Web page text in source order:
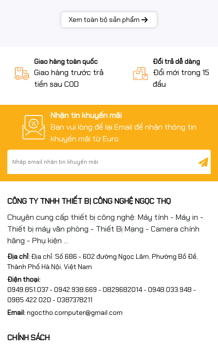
Xem toàn bộ sản phẩm
Giao hàng toàn quốc
Giao hàng trước trả
tiền sau COD
Đổi trả dễ dàng
Đổi mới trong 15
đầu
Nhận tin khuyến mãi
Bạn vui lòng để lại Email để nhận thông tin
khuyến mãi từ Euro
CÔNG TY TNHH THIẾT BỊ CÔNG NGHỆ NGỌC THỌ
Chuyên cung cấp thiết bị công nghệ: Máy tính - Máy in -
Thiết bị máy văn phòng - Thiết Bị Mạng - Camera chính
hãng - Phụ kiện ...
Địa chỉ:Địa chỉ: Số 686 - 602 đường Ngọc Lâm, Phường Bồ Đề,
Thành Phố Hà Nội, Việt Nam
Điện thoại:
0949.851.037 - 0942.938.669 - 0829682014 - 0948.033.948 -
0985 422 020 - 0387378211
Email:ngoctho.computer@gmail.com
CHÍNH SÁCH